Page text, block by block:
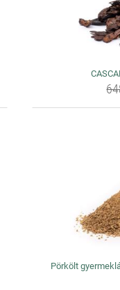
Pörkölt